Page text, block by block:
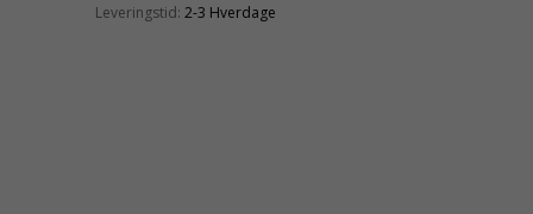
Leveringstid: 2-3 Hverdage